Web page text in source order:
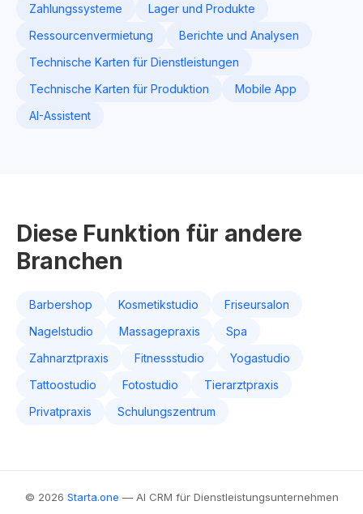
Zahlungssysteme
Lager und Produkte
Ressourcenvermietung
Berichte und Analysen
Technische Karten für Dienstleistungen
Technische Karten für Produktion
Mobile App
AI-Assistent
Diese Funktion für andere
Branchen
Barbershop Kosmetikstudio
Friseursalon
Nagelstudio
Massagepraxis
Spa
Zahnarztpraxis
Fitnessstudio
Yogastudio
Tattoostudio
Fotostudio
Tierarztpraxis
Privatpraxis
Schulungszentrum
© 2026 Starta.one — AI CRM für Dienstleistungsunternehmen